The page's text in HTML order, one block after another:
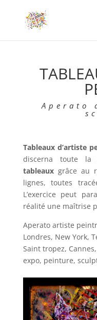
Aperato
Tableaux d’artiste
discerna toute la
tableauxgrâce au
lignes, toutes
L’exercice peut
réalité une maîtrise
Aperato artiste
Londres, New York,
Saint tropez,
expo, peinture,